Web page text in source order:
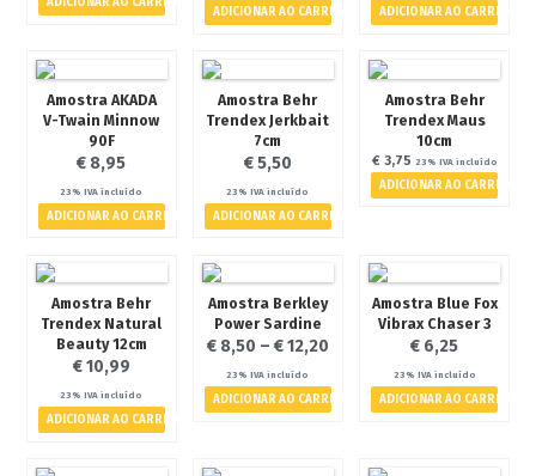
ADICIONAR AO CARRINHO
ADICIONAR AO CARRINHO ADICIONAR AO CARRINHO
Amostra AKADA
V-Twain Minnow
90F
€ 8,95
23% IVA incluído
ADICIONAR AO CARRINHO
Amostra Behr
Trendex Jerkbait
7cm
€5,50
23% IVA incluído
ADICIONAR AO CARRINHO
Amostra Behr
Trendex Maus
10cm
€3,75 23% IVA incluído
ADICIONAR AO CARRINHO
Amostra Behr
Trendex Natural
Beauty 12cm
€10,99
23% IVA incluído
ADICIONAR AO CARRINHO
Amostra Berkley
Power Sardine
€8,50 – €12,20
23% IVA incluído
ADICIONAR AO CARRINHO
Amostra Blue Fox
Vibrax Chaser 3
€ 6,25
23% IVA incluído
ADICIONAR AO CARRINHO
- Carretos
- Diversos
A Pescávado
Contactos
Termos e Condições
Politica de Privacidade
Galeria de Imagens
Notícias
Eventos